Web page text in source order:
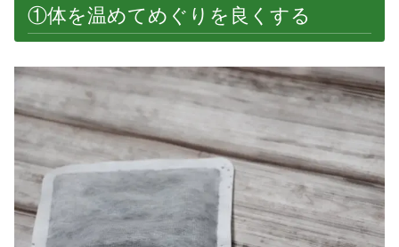
①体を温めてめぐりを良くする